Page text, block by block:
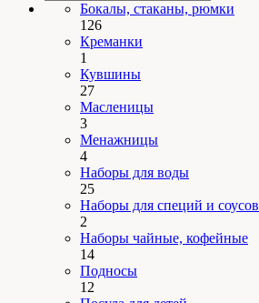
Бокалы, стаканы, рюмки
126
Креманки
1
Кувшины
27
Масленицы
3
Менажницы
4
Наборы для воды
25
Наборы для специй и соусов
2
Наборы чайные, кофейные
14
Подносы
12